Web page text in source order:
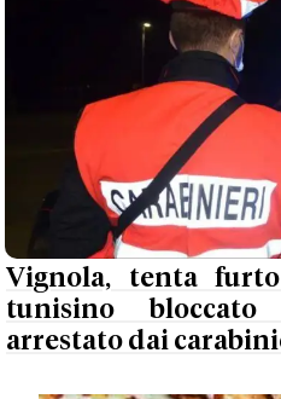
Vignola, tenta
tunisino
arrestato dai